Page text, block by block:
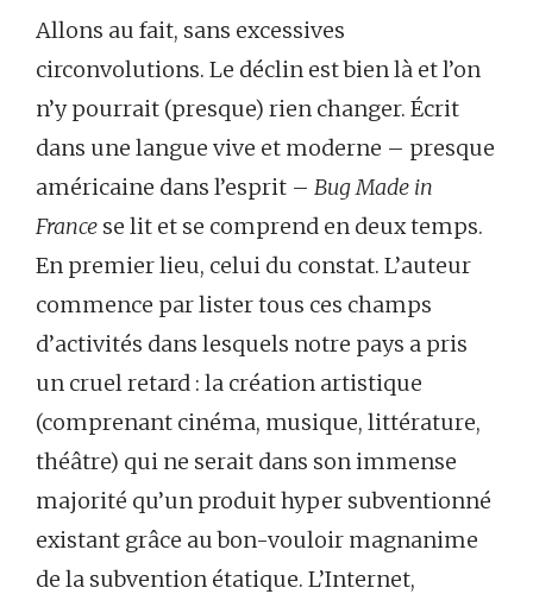
Allons au fait, sans excessives
circonvolutions. Le déclin est bien là et l’on
n’y pourrait (presque) rien changer. Écrit
dans une langue vive et moderne – presque
américaine dans l’esprit – Bug Made in
France se lit et se comprend en deux temps.
En premier lieu, celui du constat. L’auteur
commence par lister tous ces champs
d’activités dans lesquels notre pays a pris
un cruel retard : la création artistique
(comprenant cinéma, musique, littérature,
théâtre) qui ne serait dans son immense
majorité qu’un produit hyper subventionné
existant grâce au bon-vouloir magnanime
de la subvention étatique. L’Internet,